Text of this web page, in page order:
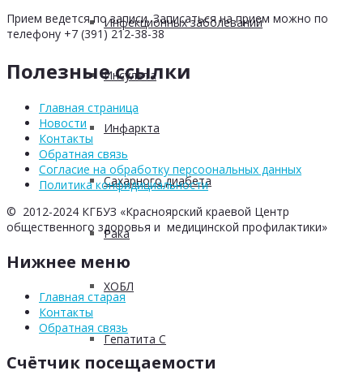
Инфекционных заболеваний
Инсульта
Инфаркта
Сахарного диабета
Рака
ХОБЛ
Гепатита С
Прием ведется по записи. Записаться на прием можно по
телефону +7 (391) 212-38-38
Полезные ссылки
Главная страница
Новости
Контакты
Обратная связь
Согласие на обработку персоональных данных
Политика конфидициальности
© 2012-2024 КГБУЗ «Красноярский краевой Центр
общественного здоровья и медицинской профилактики»
Нижнее меню
Главная старая
Контакты
Обратная связь
Счётчик посещаемости